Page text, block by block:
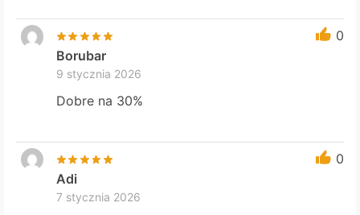
0
Borubar
9 stycznia 2026
Dobre na 30%
0
Adi
7 stycznia 2026